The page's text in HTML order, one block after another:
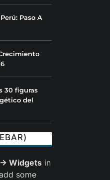
Paso A
30 figuras
del
Widgets in
some